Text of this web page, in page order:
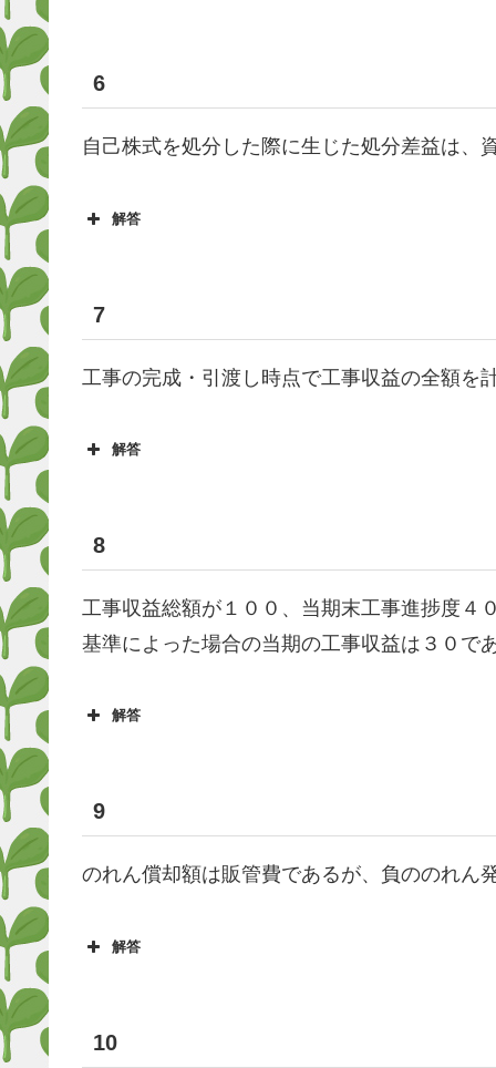
6
自己株式を処分した際に生じた処分差益は、
解答
7
工事の完成・引渡し時点で工事収益の全額を
解答
8
工事収益総額が１００、当期末工事進捗度４
基準によった場合の当期の工事収益は３０で
解答
9
のれん償却額は販管費であるが、負ののれん
解答
10